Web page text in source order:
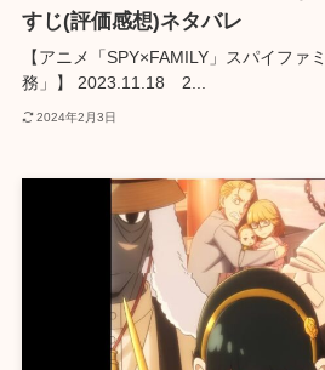
すじ(評価感想)ネタバレ
【アニメ「SPY×FAMILY」スパイファ
務」】 2023.11.18 2...
2024年2月3日